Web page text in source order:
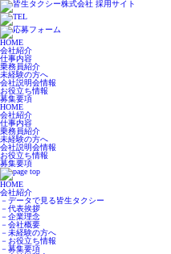
HOME
会社紹介
仕事内容
乗務員紹介
未経験の方へ
会社説明会情報
お役立ち情報
募集要項
HOME
会社紹介
仕事内容
乗務員紹介
未経験の方へ
会社説明会情報
お役立ち情報
募集要項
HOME
会社紹介
－データで見る皆生タクシー
－代表挨拶
－企業理念
－会社概要
－未経験の方へ
－お役立ち情報
－募集要項